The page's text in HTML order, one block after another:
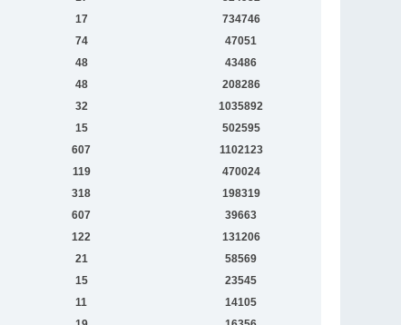
17
734746
74
47051
48
43486
48
208286
32
1035892
15
502595
607
1102123
119
470024
318
198319
607
39663
122
131206
21
58569
15
23545
11
14105